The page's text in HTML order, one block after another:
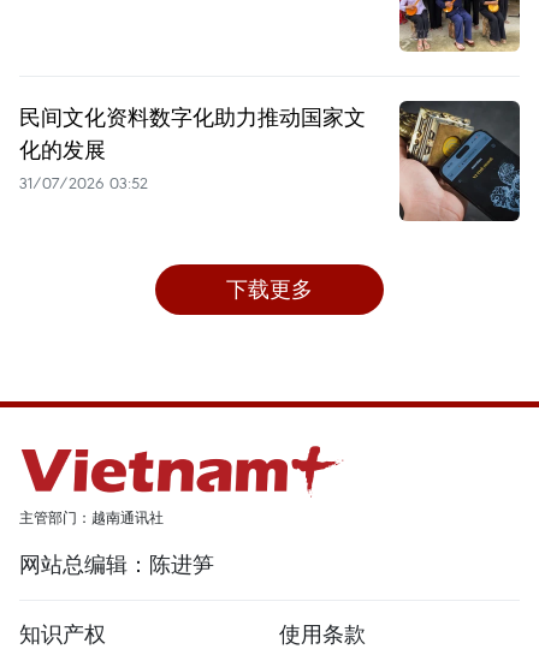
民间文化资料数字化助力推动国家文
化的发展
31/07/2026 03:52
下载更多
主管部门：越南通讯社
网站总编辑：陈进笋
知识产权
使用条款